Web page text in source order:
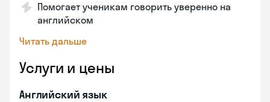
Помогает ученикам говорить уверенно на
английском
Читать дальше
Услуги и цены
Английский язык